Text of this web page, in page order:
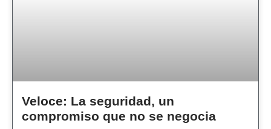
Veloce: La seguridad, un
compromiso que no se negocia